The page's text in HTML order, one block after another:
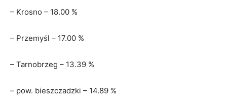
– Krosno – 18.00 %
– Przemyśl – 17.00 %
– Tarnobrzeg – 13.39 %
– pow. bieszczadzki – 14.89 %